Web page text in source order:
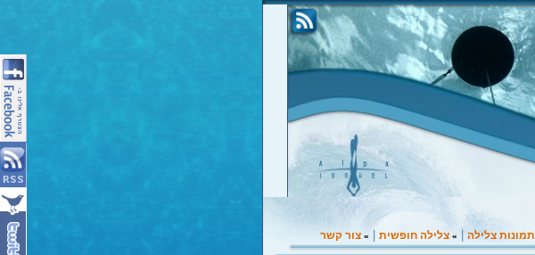
תמונות צלילה |
» צלילה חופשית |
» צור קשר